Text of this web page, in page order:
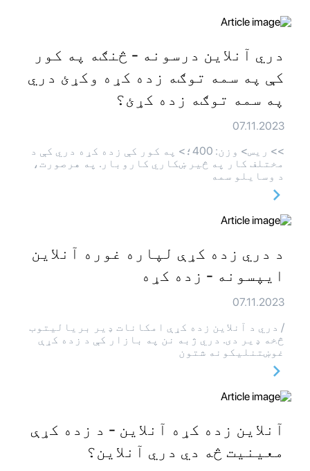
دري آنلاین درسونه - څنګه په کور
کې په سمه توګه زده کړه وکړئ دري
په سمه توګه زده کړئ؟
07.11.2023
>> ريس> وزن: 400؛> په کور کې زده کړه دري کې د
مختلف کار په څیر ښکاري کاروبار. په هرصورت،
د وسایلو سمه
د دري زده کړې لپاره غوره آنلاین
ایپسونه - زده کړه
07.11.2023
/ دري د آنلاین زده کړې امکانات ډیر بریالیتوب
څخه ډیر دی. دري ژبه نن په بازار کې د زده کړې
غوښتنلیکونه شتون
آنلاین زده کړه آنلاین - د زده کړې
معینیت څه دي دري آنلاین؟